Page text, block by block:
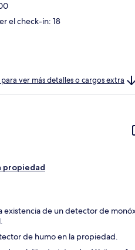
el check-in: 18
ver más detalles o cargos extra
propiedad
existencia de un detector de
de humo en la propiedad.